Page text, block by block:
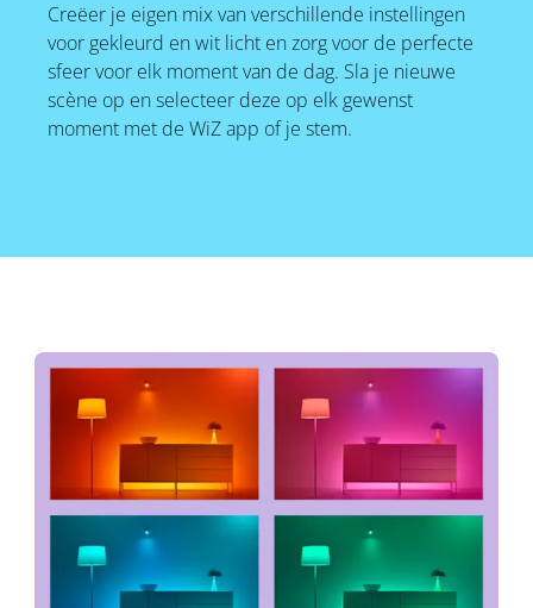
Creëer je eigen mix van verschillende instellingen
voor gekleurd en wit licht en zorg voor de perfecte
sfeer voor elk moment van de dag. Sla je nieuwe
scène op en selecteer deze op elk gewenst
moment met de WiZ app of je stem.